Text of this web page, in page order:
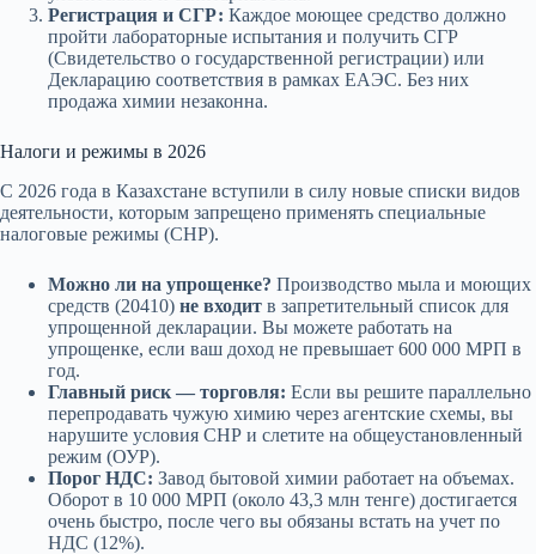
Регистрация и СГР: Каждое моющее средство должно
пройти лабораторные испытания и получить СГР
(Свидетельство о государственной регистрации) или
Декларацию соответствия в рамках ЕАЭС. Без них
продажа химии незаконна.
Налоги и режимы в 2026
С 2026 года в Казахстане вступили в силу новые списки видов
деятельности, которым запрещено применять специальные
налоговые режимы (СНР).
Можно ли на упрощенке? Производство мыла и моющих
средств (20410) не входит в запретительный список для
упрощенной декларации. Вы можете работать на
упрощенке, если ваш доход не превышает 600 000 МРП в
год.
Главный риск — торговля: Если вы решите параллельно
перепродавать чужую химию через агентские схемы, вы
нарушите условия СНР и слетите на общеустановленный
режим (ОУР).
Порог НДС: Завод бытовой химии работает на объемах.
Оборот в 10 000 МРП (около 43,3 млн тенге) достигается
очень быстро, после чего вы обязаны встать на учет по
НДС (12%).